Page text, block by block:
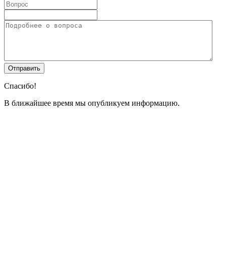
Спасибо!
В ближайшее время мы опубликуем информацию.